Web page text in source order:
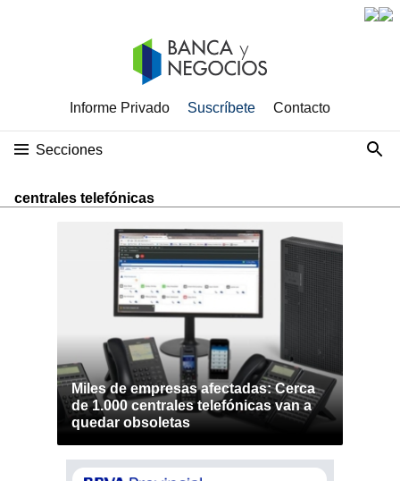
Informe Privado Suscríbete Contacto
Secciones
centrales telefónicas
Miles de empresas afectadas: Cerca
de 1.000 centrales telefónicas van a
quedar obsoletas